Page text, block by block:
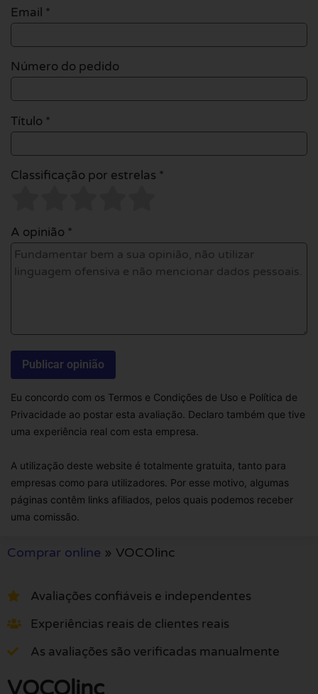
Email *
Número do pedido
Título *
Classificação por estrelas *
A opinião *
Eu concordo com os Termos e Condições de Uso e Política de
Privacidade ao postar esta avaliação. Declaro também que tive
uma experiência real com esta empresa.
A utilização deste website é totalmente gratuita, tanto para
empresas como para utilizadores. Por esse motivo, algumas
páginas contêm links afiliados, pelos quais podemos receber
uma comissão.
Comprar online » VOCOlinc
Avaliações confiáveis e independentes
Experiências reais de clientes reais
As avaliações são verificadas manualmente
VOCOlinc